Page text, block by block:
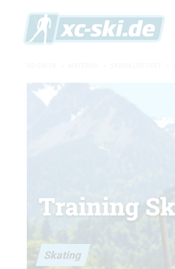
Skating
Training